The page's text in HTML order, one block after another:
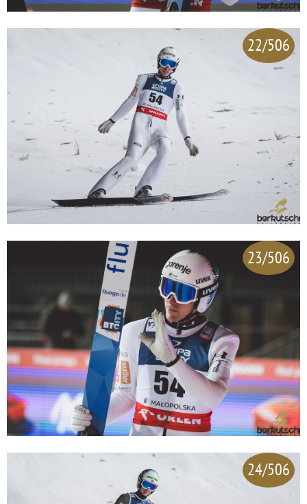
22/506
23/506
24/506